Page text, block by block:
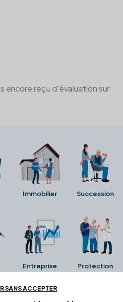
encore reçu d'évaluation sur
Immobilier Succession
Entreprise Protection
SANS ACCEPTER